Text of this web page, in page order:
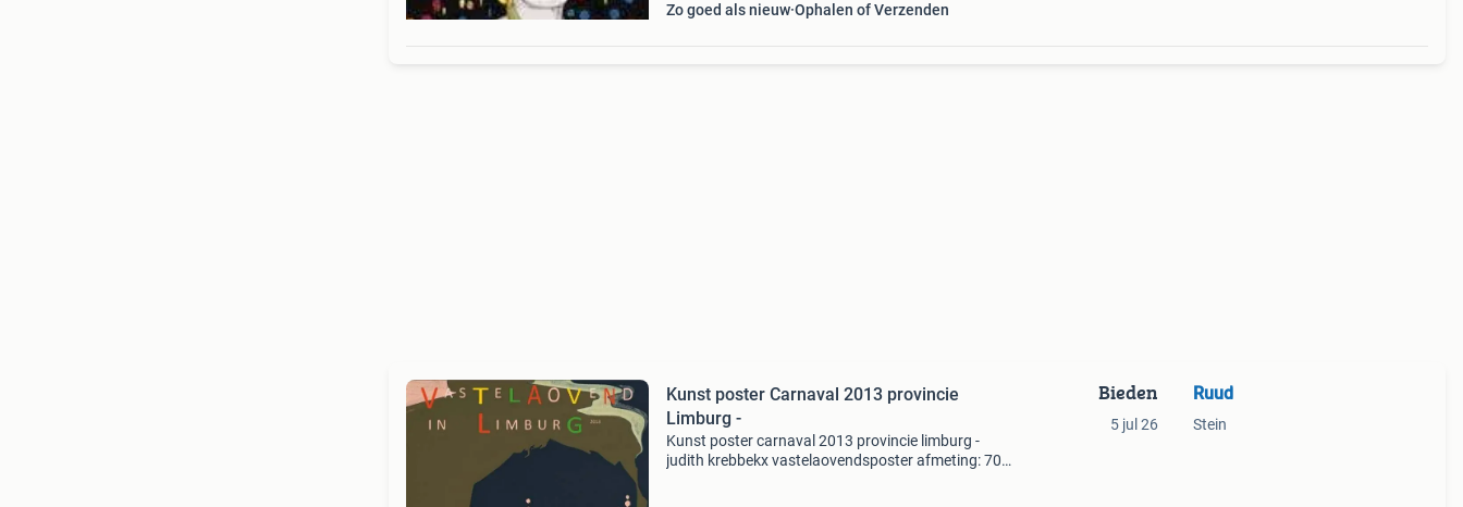
Zo goed als nieuw Ophalen of Verzenden
Kunst poster Carnaval 2013 provincie
Limburg -
Kunst poster carnaval 2013 provincie limburg -
judith krebbekx vastelaovendsposter afmeting: 70
Bieden
5 jul 26
Ruud
Stein